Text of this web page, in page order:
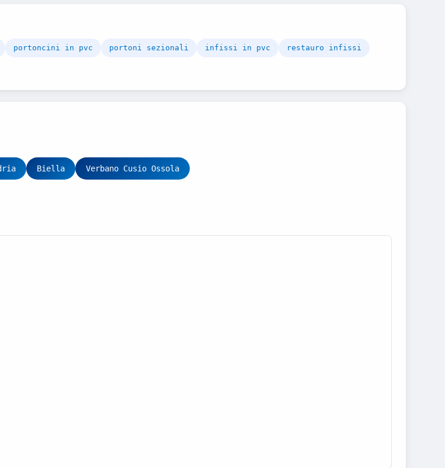
portoncini in pvc portoni sezionali infissi in pvc restauro infissi
Biella Verbano Cusio Ossola